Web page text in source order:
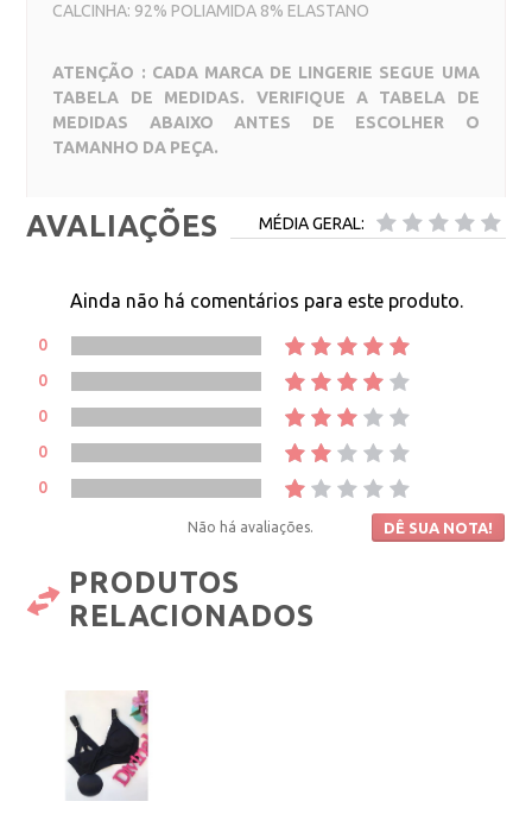
CALCINHA: 92% POLIAMIDA 8% ELASTANO
ATENÇÃO : CADA MARCA DE LINGERIE SEGUE UMA
TABELA DE MEDIDAS. VERIFIQUE A TABELA DE
MEDIDAS ABAIXO ANTES DE ESCOLHER O
TAMANHO DA PEÇA.
AVALIAÇÕES MÉDIA GERAL:
Ainda não há comentários para este produto.
0
0
0
0
0
Não há avaliações. DÊ SUA NOTA!
PRODUTOS
RELACIONADOS